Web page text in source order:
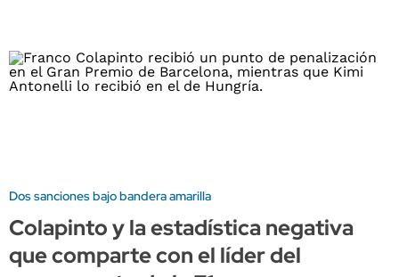
Dos sanciones bajo bandera amarilla
Colapinto y la estadística negativa
que comparte con el líder del